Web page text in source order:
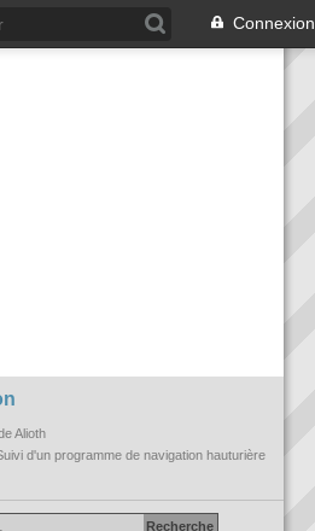
Connexion
Alioth
d'un programme de navigation hauturière